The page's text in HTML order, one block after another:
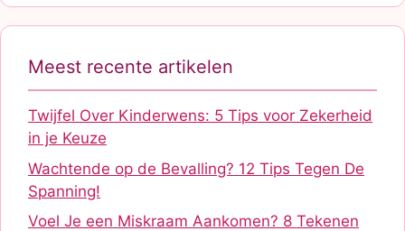
Meest recente artikelen
Twijfel Over Kinderwens: 5 Tips voor Zekerheid
in je Keuze
Wachtende op de Bevalling? 12 Tips Tegen De
Spanning!
Voel Je een Miskraam Aankomen? 8 Tekenen